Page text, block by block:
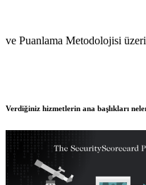
ve Puanlama Metodolojisi
Verdiğiniz hizmetlerin ana başlıkları